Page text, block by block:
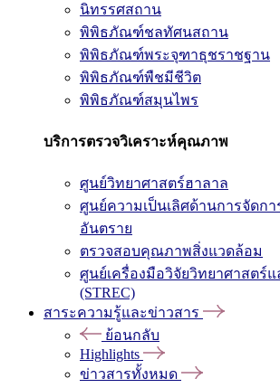
นิทรรศสถาน
พิพิธภัณฑ์ชลทัศนสถาน
พิพิธภัณฑ์พระจุฑาธุชราชฐาน
พิพิธภัณฑ์พืชมีชีวิต
พิพิธภัณฑ์สมุนไพร
บริการตรวจวิเคราะห์คุณภาพ
ศูนย์วิทยาศาสตร์ฮาลาล
ศูนย์ความเป็นเลิศด้านการจัดกา
อันตราย
ตรวจสอบคุณภาพสิ่งแวดล้อม
ศูนย์เครื่องมือวิจัยวิทยาศาสตร์แ
(STREC)
สาระความรู้และข่าวสาร
ย้อนกลับ
Highlights
ข่าวสารทั้งหมด